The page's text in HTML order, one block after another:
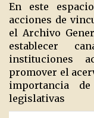
En este
acciones de
el Archivo
establecer
instituciones
promover el
importancia
legislativas